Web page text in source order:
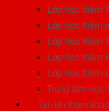
Lớp học thêm
Lớp học thêm
Lớp học thêm
Lớp học thêm
Lớp học thêm
Trung tâm học
Tài liệu tham khảo